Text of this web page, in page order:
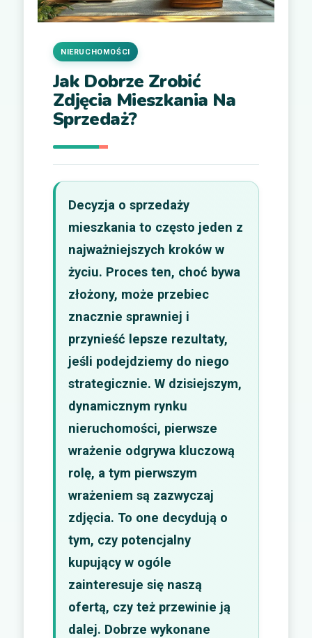
Jak Dobrze Zrobić
Zdjęcia Mieszkania Na
Sprzedaż?
NIERUCHOMOŚCI
Decyzja o sprzedaży
mieszkania to często jeden z
najważniejszych kroków w
życiu. Proces ten, choć bywa
złożony, może przebiec
znacznie sprawniej i
przynieść lepsze rezultaty,
jeśli podejdziemy do niego
strategicznie. W dzisiejszym,
dynamicznym rynku
nieruchomości, pierwsze
wrażenie odgrywa kluczową
rolę, a tym pierwszym
wrażeniem są zazwyczaj
zdjęcia. To one decydują o
tym, czy potencjalny
kupujący w ogóle
zainteresuje się naszą
ofertą, czy też przewinie ją
dalej. Dobrze wykonane